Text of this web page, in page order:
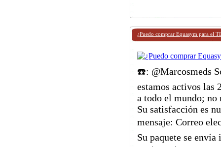
¿Puedo comprar Equasym para el
☎️: @Marcosmeds
estamos activos las
a todo el mundo; no
Su satisfacción es
mensaje: Correo
Su paquete se